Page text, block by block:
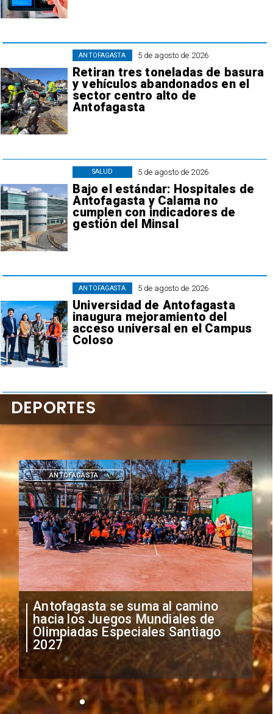
5 de agosto de 2026
Retiran tres toneladas de basura
y vehículos abandonados en el
sector centro alto de
Antofagasta
ANTOFAGASTA
5 de agosto de 2026
Bajo el estándar: Hospitales de
Antofagasta y Calama no
cumplen con indicadores de
gestión del Minsal
SALUD
5 de agosto de 2026
Universidad de Antofagasta
inaugura mejoramiento del
acceso universal en el Campus
Coloso
ANTOFAGASTA
"Falta de profesionalismo": Sifup
anuncia medidas por situación
irregular de futbolistas
extranjeros
DEPORTES
DEPORTES